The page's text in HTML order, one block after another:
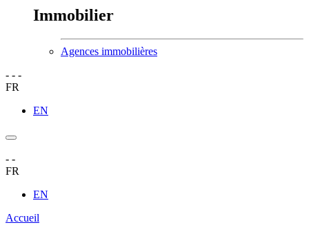
Immobilier
Agences immobilières
- - -
FR
EN
- -
FR
EN
Accueil